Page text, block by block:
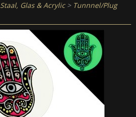
Glas & Acrylic> Tunnnel/Plug